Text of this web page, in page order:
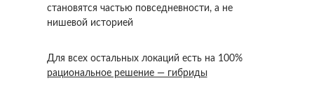
становятся частью повседневности, а не
нишевой историей
Для всех остальных локаций есть на 100%
рациональное решение — гибриды